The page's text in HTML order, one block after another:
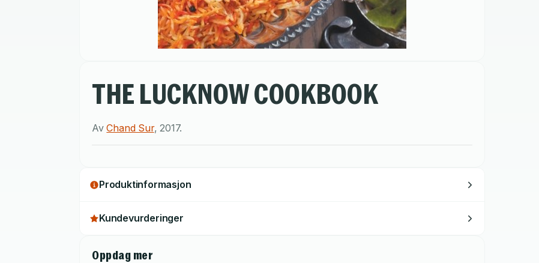
THE LUCKNOW COOKBOOK
AvChand Sur,2017.
Produktinformasjon
Kundevurderinger
Oppdag mer